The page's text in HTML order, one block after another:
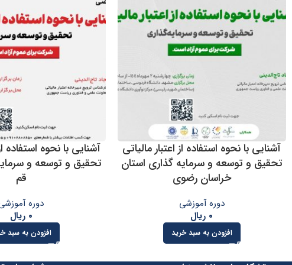
آشنایی با نحوه استفاده از اعتبار مالیاتی
تحقیق و توسعه و سرمایه گذاری استان
خراسان رضوی
دوره آموزشی
۰ ریال
افزودن به سبد خرید
آشنایی با نحوه استفاده
تحقیق و توسعه و
قم
دوره
۰ ریال
افزودن به سبد